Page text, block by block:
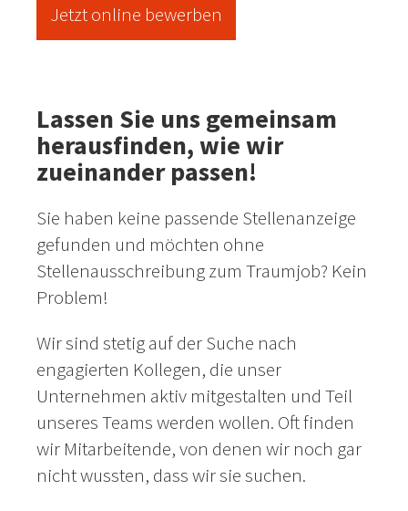
Jetzt online bewerben
Lassen Sie uns gemeinsam
herausfinden, wie wir
zueinander passen!
Sie haben keine passende Stellenanzeige
gefunden und möchten ohne
Stellenausschreibung zum Traumjob? Kein
Problem!
Wir sind stetig auf der Suche nach
engagierten Kollegen, die unser
Unternehmen aktiv mitgestalten und Teil
unseres Teams werden wollen. Oft finden
wir Mitarbeitende, von denen wir noch gar
nicht wussten, dass wir sie suchen.